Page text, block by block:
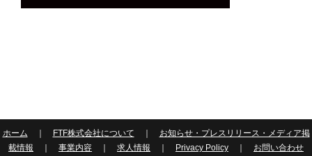
ホーム FTF株式会社について
お知らせ・プレスリリース・メディア掲
載情報
事業内容 求人情報 Privacy Policy お問い合わせ